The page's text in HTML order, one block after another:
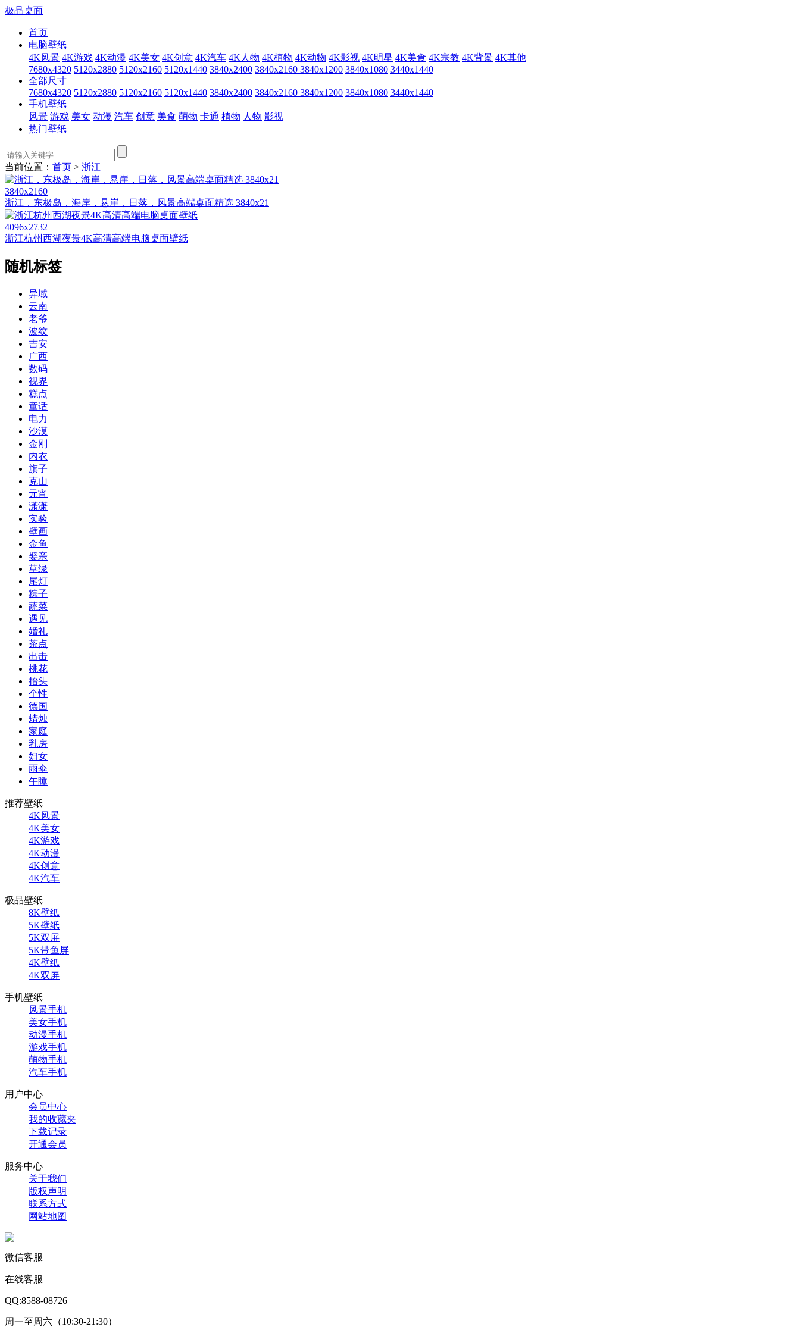
极品桌面
首页
电脑壁纸
4K风景 4K游戏 4K动漫 4K美女 4K创意 4K汽车 4K人物 4K植物 4K动物 4K影视 4K明星 4K美食 4K宗教 4K背景 4K其他
7680x4320 5120x2880 5120x2160 5120x1440 3840x2400 3840x2160 3840x1200 3840x1080 3440x1440
全部尺寸
7680x4320 5120x2880 5120x2160 5120x1440 3840x2400 3840x2160 3840x1200 3840x1080 3440x1440
手机壁纸
风景 游戏 美女 动漫 汽车 创意 美食 萌物 卡通 植物 人物 影视
热门壁纸
当前位置： 首页 > 浙江
3840x2160
浙江，东极岛，海岸，悬崖，日落，风景高端桌面精选 3840x21
4096x2732
浙江杭州西湖夜景4K高清高端电脑桌面壁纸
随机标签
异域
云南
老爷
波纹
吉安
广西
数码
视界
糕点
童话
电力
沙漠
金刚
内衣
旗子
克山
元宵
潇潇
实验
壁画
金鱼
娶亲
草绿
尾灯
粽子
蔬菜
遇见
婚礼
茶点
出击
桃花
抬头
个性
德国
蜡烛
家庭
乳房
妇女
雨伞
午睡
推荐壁纸
4K风景
4K美女
4K游戏
4K动漫
4K创意
4K汽车
极品壁纸
8K壁纸
5K壁纸
5K双屏
5K带鱼屏
4K壁纸
4K双屏
手机壁纸
风景手机
美女手机
动漫手机
游戏手机
萌物手机
汽车手机
用户中心
会员中心
我的收藏夹
下载记录
开通会员
服务中心
关于我们
版权声明
联系方式
网站地图
微信客服
在线客服
QQ:8588-08726
周一至周六（10:30-21:30）